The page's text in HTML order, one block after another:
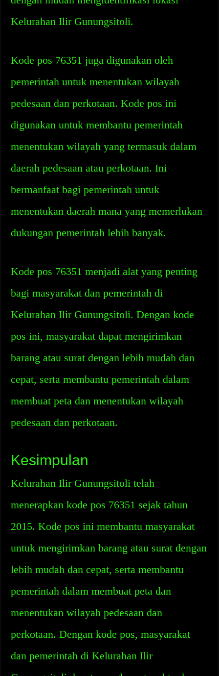
Kelurahan Ilir Gunungsitoli.
Kode pos 76351 juga digunakan oleh
pemerintah untuk menentukan wilayah
pedesaan dan perkotaan. Kode pos ini
digunakan untuk membantu pemerintah
menentukan wilayah yang termasuk dalam
daerah pedesaan atau perkotaan. Ini
bermanfaat bagi pemerintah untuk
menentukan daerah mana yang memerlukan
dukungan pemerintah lebih banyak.
Kode pos 76351 menjadi alat yang penting
bagi masyarakat dan pemerintah di
Kelurahan Ilir Gunungsitoli. Dengan kode
pos ini, masyarakat dapat mengirimkan
barang atau surat dengan lebih mudah dan
cepat, serta membantu pemerintah dalam
membuat peta dan menentukan wilayah
pedesaan dan perkotaan.
Kesimpulan
Kelurahan Ilir Gunungsitoli telah
menerapkan kode pos 76351 sejak tahun
2015. Kode pos ini membantu masyarakat
untuk mengirimkan barang atau surat dengan
lebih mudah dan cepat, serta membantu
pemerintah dalam membuat peta dan
menentukan wilayah pedesaan dan
perkotaan. Dengan kode pos, masyarakat
dan pemerintah di Kelurahan Ilir